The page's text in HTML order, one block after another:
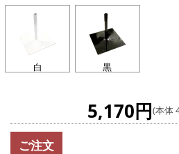
白 黒
5,170円(本体
ご注文